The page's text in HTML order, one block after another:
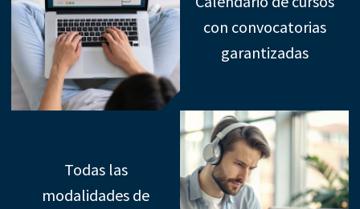
con convocatorias
garantizadas
Todas las
modalidades de